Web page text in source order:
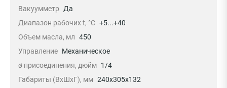
Вакуумметр
Да
Диапазон рабочих t, °C +5...+40
Объем масла, мл 450
Управление Механическое
ø присоединения, дюйм 1/4
Габариты (ВхШхГ), мм 240x305x132